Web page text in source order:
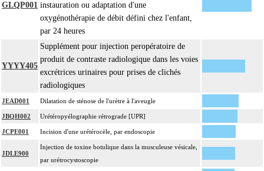
GLQP001 instauration ou adaptation d'une
oxygénothérapie de débit défini chez l'enfant,
par 24 heures
YYYY405
Supplément pour injection peropératoire de
produit de contraste radiologique dans les voies
excrétrices urinaires pour prises de clichés
radiologiques
JEAD001 Dilatation de sténose de l'urètre à l'aveugle
JBQH002 Urétéropyélographie rétrograde [UPR]
JCPE001 Incision d'une urétérocèle, par endoscopie
JDLE900
Injection de toxine botulique dans la musculeuse vésicale,
par urétrocystoscopie